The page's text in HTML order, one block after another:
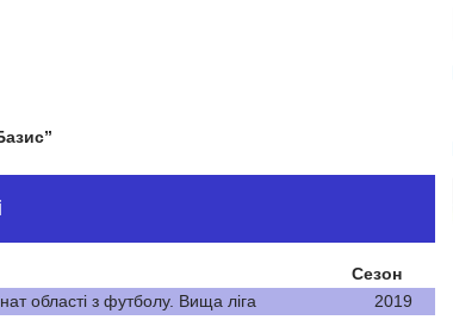
Сезон
області з футболу. Вища ліга 2019